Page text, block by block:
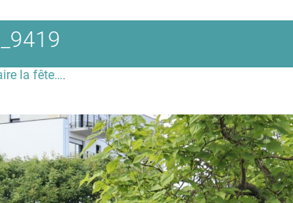
la fête…